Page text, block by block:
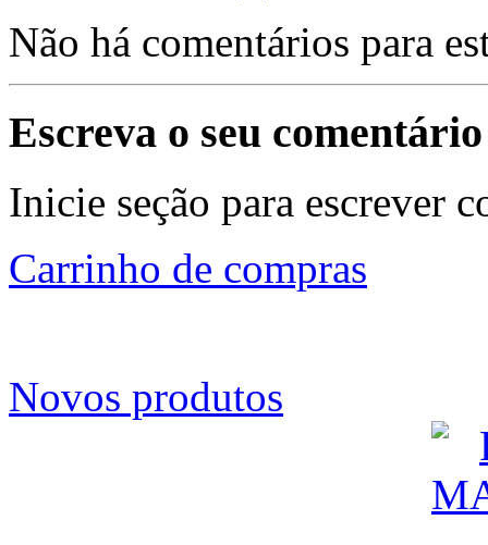
Não há comentários para
Escreva o seu comentário
Inicie seção para escrever
Carrinho de compras
Novos produtos